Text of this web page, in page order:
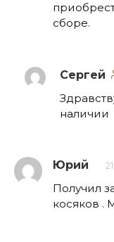
сборе.
Сергей
наличии
Юрий
Получил
косяков .